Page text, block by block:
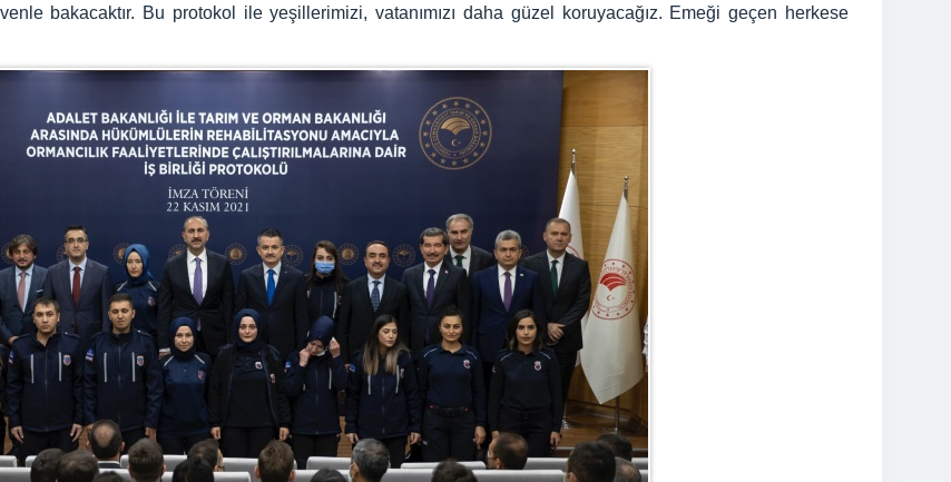
bakacaktır. Bu protokol ile yeşillerimizi, vatanımızı daha güzel koruyacağız. Emeği geçen herkese